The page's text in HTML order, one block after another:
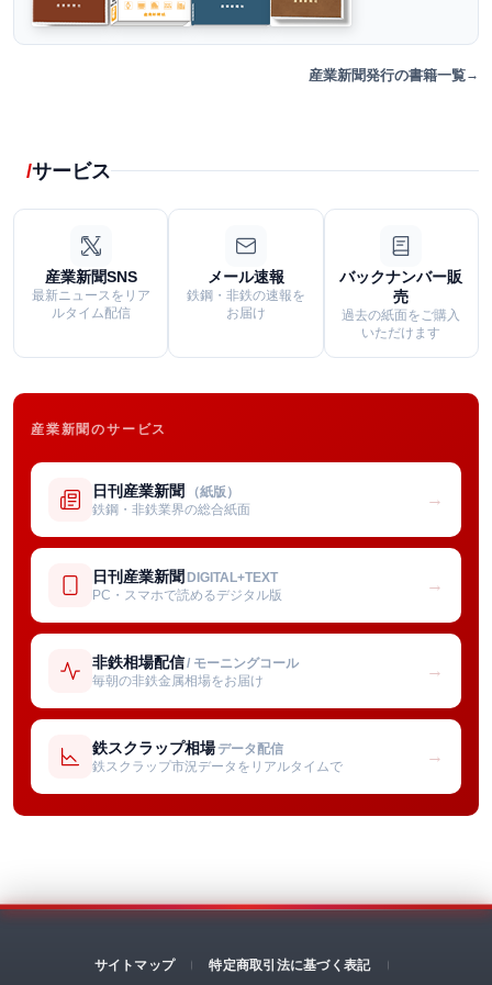
産業新聞発行の書籍一覧
サービス
産業新聞SNS
最新ニュースをリア
ルタイム配信
メール速報
鉄鋼・非鉄の速報を
お届け
バックナンバー販
売
過去の紙面をご購入
いただけます
産業新聞のサービス
日刊産業新聞 （紙版）
鉄鋼・非鉄業界の総合紙面
→
日刊産業新聞 DIGITAL+TEXT
PC・スマホで読めるデジタル版
→
非鉄相場配信/ モーニングコール
毎朝の非鉄金属相場をお届け
→
鉄スクラップ相場 データ配信
鉄スクラップ市況データをリアルタイムで
→
サイトマップ 特定商取引法に基づく表記